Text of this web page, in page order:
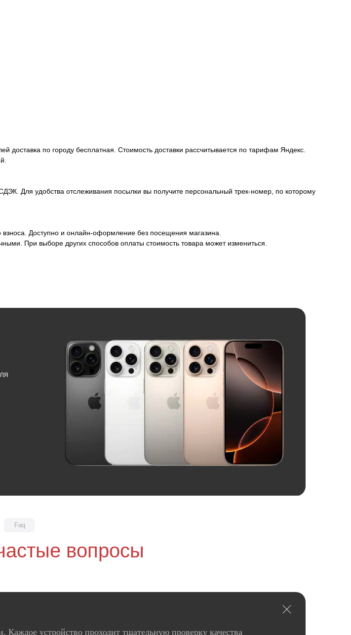
по городу бесплатная. Стоимость доставки рассчитывается по тарифам Яндекс.
Для удобства отслеживания посылки вы получите персональный трек-номер, по которому
Доступно и онлайн-оформление без посещения магазина.
При выборе других способов оплаты стоимость товара может измениться.
вопросы
Faq
устройство проходит тщательную проверку качества